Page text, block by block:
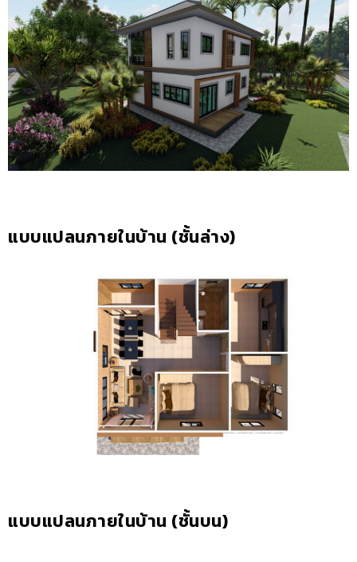
แบบแปลนภายในบ้าน (ชั้นล่าง)
แบบแปลนภายในบ้าน (ชั้นบน)